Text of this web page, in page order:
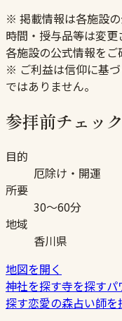
※ 掲載情報は各施設
時間・授与品等は変
各施設の公式情報をご
※ ご利益は信仰に基
ではありません。
参拝前チェック
目的
厄除け・開運
所要
30〜60分
地域
香川県
地図を開く
神社を探す寺を探すパ
探す恋愛の森占い師を